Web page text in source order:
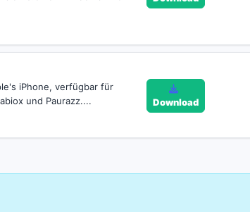
iPhone, verfügbar für
und Paurazz....
Download